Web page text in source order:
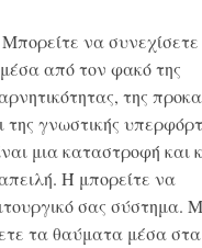
να
από τον φακό της
της
της γνωστικής
μια καταστροφή και
Ή μπορείτε να
σας σύστημα.
τα θαύματα μέσα